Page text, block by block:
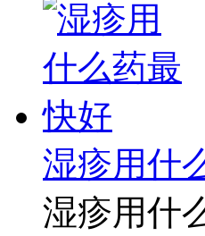
湿疹用什
湿疹用什